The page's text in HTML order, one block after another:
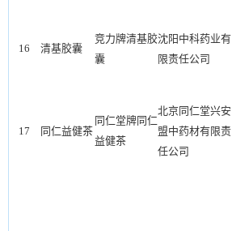
16 清基胶囊
竞力牌清基胶
囊
沈阳中科药业有
限责任公司
17 同仁益健茶
同仁堂牌同仁
益健茶
北京同仁堂兴安
盟中药材有限责
任公司